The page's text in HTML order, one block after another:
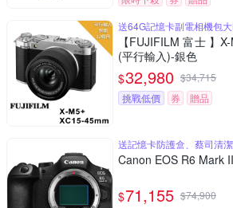
送64G記憶卡副電相機包
【FUJIFILM 富士 】
(平行輸入)-銀色
$32,980 $34,715
挑戰低價
券 贈品
送記憶卡防護盒、蔡司清
Canon EOS R6 Mark
$71,155 $74,900